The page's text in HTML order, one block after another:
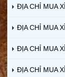
ĐỊA CHỈ MUA
ĐỊA CHỈ MUA
ĐỊA CHỈ MUA
ĐỊA CHỈ MUA